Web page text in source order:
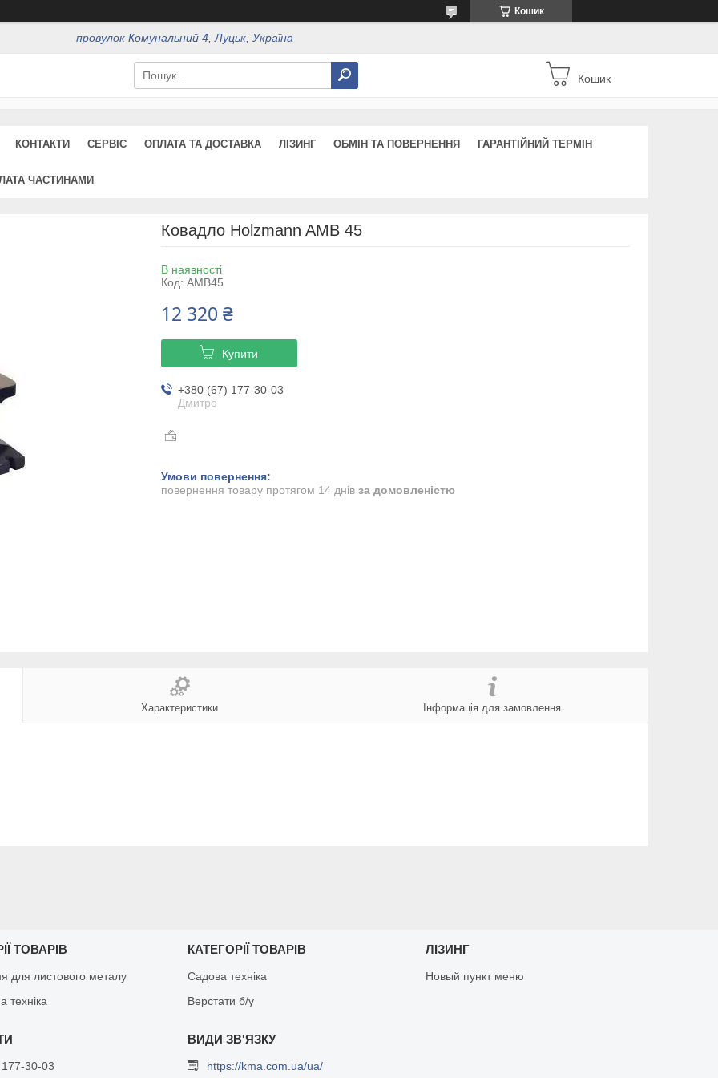
Кошик
провулок Комунальний 4, Луцьк, Україна
Кошик
КОНТАКТИ СЕРВІС ОПЛАТА ТА ДОСТАВКА ЛІЗИНГ ОБМІН ТА ПОВЕРНЕННЯ ГАРАНТІЙНИЙ ТЕРМІН
ЧАСТИНАМИ
Ковадло Holzmann AMB 45
В наявності
Код: AMB45
12 320 ₴
Купити
+380 (67) 177-30-03
Дмитро
повернення товару протягом 14 днів за домовленістю
Характеристики Інформація для замовлення
ТОВАРІВ
для листового металу
техніка
КАТЕГОРІЇ ТОВАРІВ
Садова техніка
Верстати б/у
ЛІЗИНГ
Новый пункт меню
30-03 https://kma.com.ua/ua/